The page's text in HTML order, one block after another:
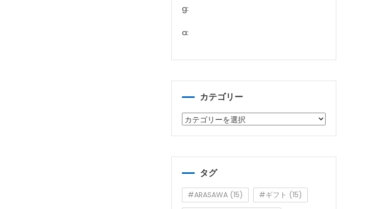
g:
a:
カテゴリー
カ
リ
ー
タグ
#ARASAWA (15) #ギフト (15)